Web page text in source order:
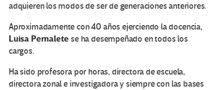
adquieren los modos de ser de generaciones anteriores.
Aproximadamente con 40 años ejerciendo la docencia,
Luisa Pernalete se ha desempeñado en todos los
cargos.
Ha sido profesora por horas, directora de escuela,
directora zonal e investigadora y siempre con las bases